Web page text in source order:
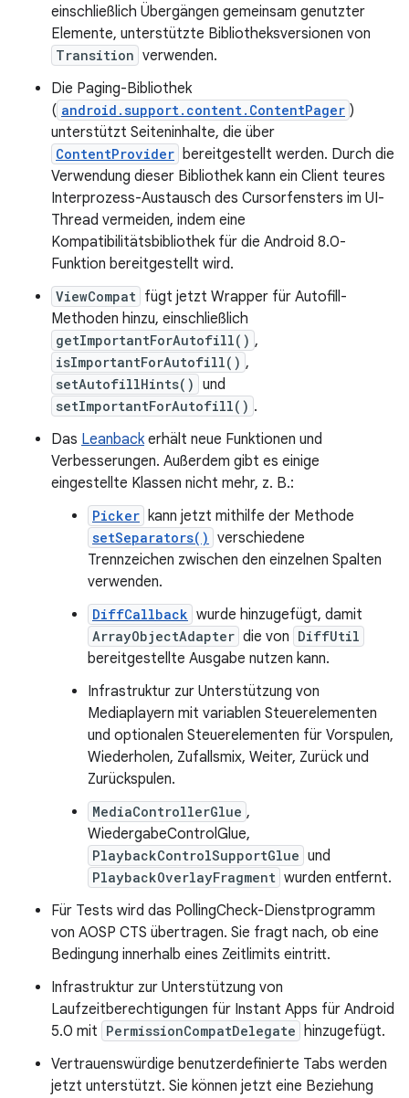
einschließlich Übergängen gemeinsam genutzter
Elemente, unterstützte Bibliotheksversionen von
Transition verwenden.
Die Paging-Bibliothek
( android.support.content.ContentPager )
unterstützt Seiteninhalte, die über
ContentProvider bereitgestellt werden. Durch die
Verwendung dieser Bibliothek kann ein Client teures
Interprozess-Austausch des Cursorfensters im UI-
Thread vermeiden, indem eine
Kompatibilitätsbibliothek für die Android 8.0-
Funktion bereitgestellt wird.
ViewCompat fügt jetzt Wrapper für Autofill-
Methoden hinzu, einschließlich
getImportantForAutofill() ,
isImportantForAutofill() ,
setAutofillHints() und
setImportantForAutofill() .
Das Leanbackerhält neue Funktionen und
Verbesserungen. Außerdem gibt es einige
eingestellte Klassen nicht mehr, z. B.:
Picker kann jetzt mithilfe der Methode
setSeparators() verschiedene
Trennzeichen zwischen den einzelnen Spalten
verwenden.
DiffCallback wurde hinzugefügt, damit
ArrayObjectAdapter die von DiffUtil
bereitgestellte Ausgabe nutzen kann.
Infrastruktur zur Unterstützung von
Mediaplayern mit variablen Steuerelementen
und optionalen Steuerelementen für Vorspulen,
Wiederholen, Zufallsmix, Weiter, Zurück und
Zurückspulen.
MediaControllerGlue ,
WiedergabeControlGlue,
PlaybackControlSupportGlue und
PlaybackOverlayFragment wurden entfernt.
Für Tests wird das PollingCheck-Dienstprogramm
von AOSP CTS übertragen. Sie fragt nach, ob eine
Bedingung innerhalb eines Zeitlimits eintritt.
Infrastruktur zur Unterstützung von
Laufzeitberechtigungen für Instant Apps für Android
5.0 mit PermissionCompatDelegate hinzugefügt.
Vertrauenswürdige benutzerdefinierte Tabs werden
jetzt unterstützt. Sie können jetzt eine Beziehung